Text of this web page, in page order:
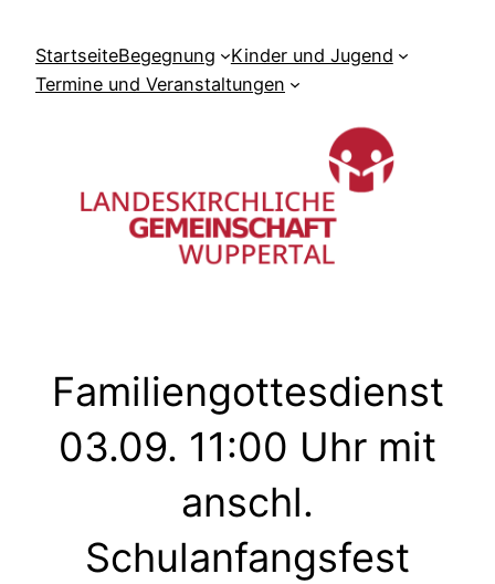
Inhalt
springen
StartseiteBegegnung
Kinder und Jugend
Termine und Veranstaltungen
Familiengottesdienst
03.09. 11:00 Uhr mit
anschl.
Schulanfangsfest